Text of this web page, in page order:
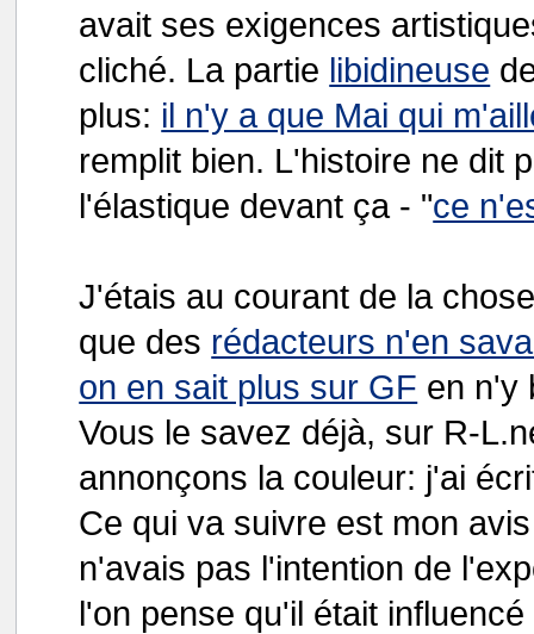
avait ses exigences
cliché. La partie libidineuse
plus: il n'y a que Mai qui
remplit bien. L'histoire ne dit
l'élastique devant ça - "ce
J'étais au courant de la
que des rédacteurs n'en
on en sait plus sur GF en n'y
Vous le savez déjà, sur R-
annonçons la couleur: j'ai
Ce qui va suivre est mon
n'avais pas l'intention de
l'on pense qu'il était